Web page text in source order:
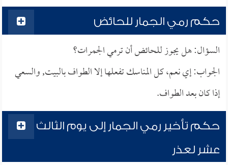
حكم رمي الجمار للحائض
السؤال: هل يجوز للحائض أن ترمي الجمرات؟
الجواب: إي نعم، كل المناسك تفعلها إلا الطواف بالبيت, والسعي
إذا كان بعد الطواف.
حكم تأخير رمي الجمار إلى يوم الثالث
عشر لعذر